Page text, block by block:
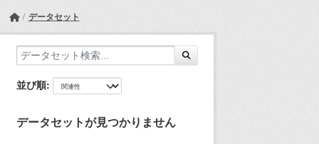
データセット
並び順
データセットが見つかりません